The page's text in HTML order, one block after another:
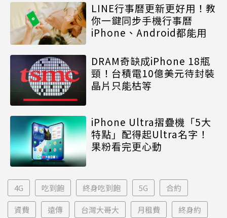
LINE行事曆更新更好用！教
你一鍵同步手機行事曆
iPhone、Android都能用
DRAM奇缺成iPhone 18瓶
頸！台積電10億美元待封裝
晶片只能枯等
iPhone Ultra摺疊機「5大
特點」配得起Ultra名字！
果粉看完更心動
4G 吃到飽 終身吃到飽 5G 合約
資費 遠傳 台灣大哥大 月租費 終身約